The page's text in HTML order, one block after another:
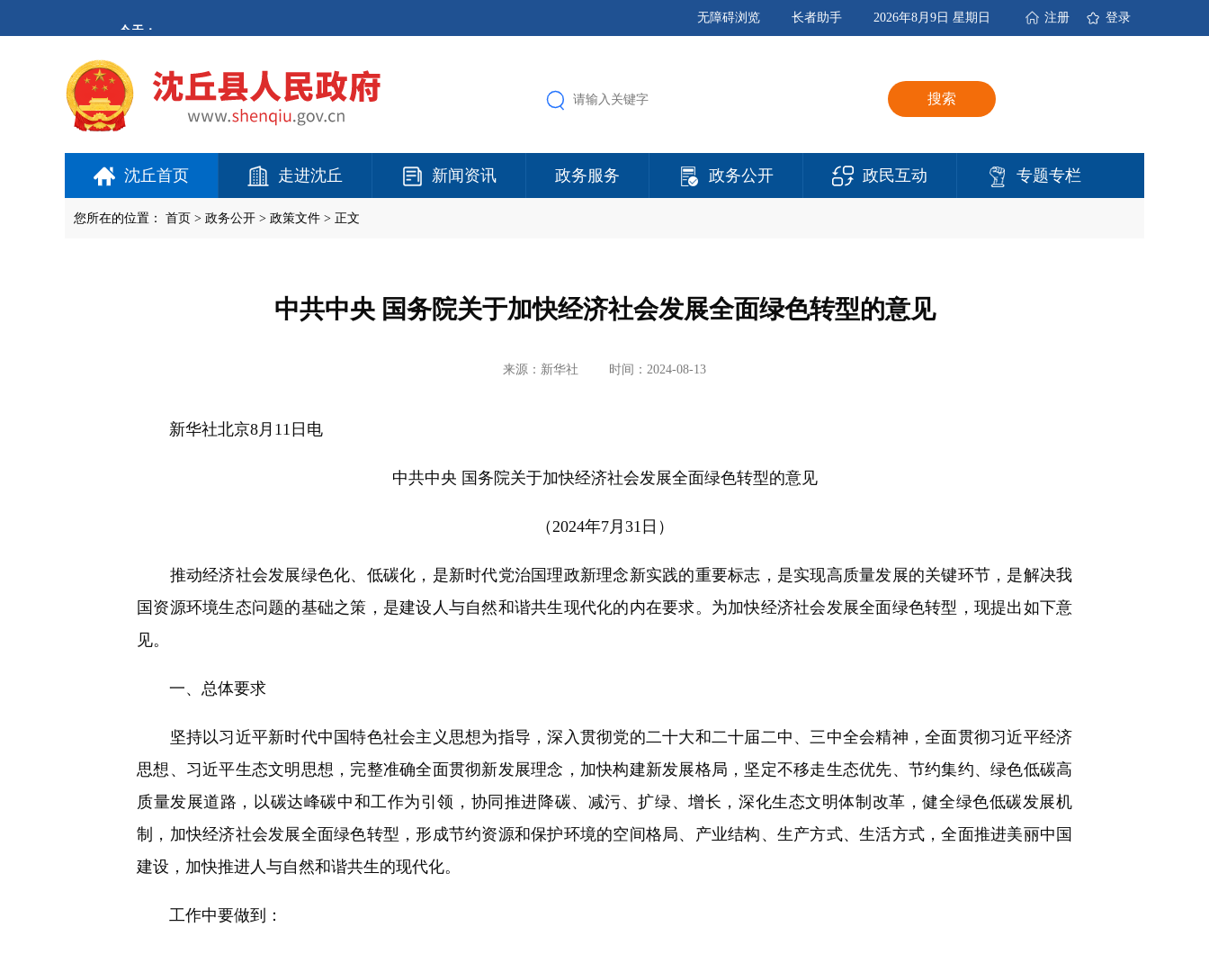
进
登录
注册
2026年8月9日 星期日
长者助手
无障碍浏览
搜索
沈丘首页 走进沈丘 新闻资讯 政务服务 政务公开 政民互动 专题专栏
您所在的位置： 首页 > 政务公开 > 政策文件 > 正文
中共中央 国务院关于加快经济社会发展全面绿色转型的意见
来源：新华社 时间：2024-08-13
新华社北京8月11日电
中共中央 国务院关于加快经济社会发展全面绿色转型的意见
（2024年7月31日）
推动经济社会发展绿色化、低碳化，是新时代党治国理政新理念新实践的重要标志，是实现高质量发展的关键环节，是解决我
国资源环境生态问题的基础之策，是建设人与自然和谐共生现代化的内在要求。为加快经济社会发展全面绿色转型，现提出如下意
见。
一、总体要求
坚持以习近平新时代中国特色社会主义思想为指导，深入贯彻党的二十大和二十届二中、三中全会精神，全面贯彻习近平经济
思想、习近平生态文明思想，完整准确全面贯彻新发展理念，加快构建新发展格局，坚定不移走生态优先、节约集约、绿色低碳高
质量发展道路，以碳达峰碳中和工作为引领，协同推进降碳、减污、扩绿、增长，深化生态文明体制改革，健全绿色低碳发展机
制，加快经济社会发展全面绿色转型，形成节约资源和保护环境的空间格局、产业结构、生产方式、生活方式，全面推进美丽中国
建设，加快推进人与自然和谐共生的现代化。
工作中要做到：